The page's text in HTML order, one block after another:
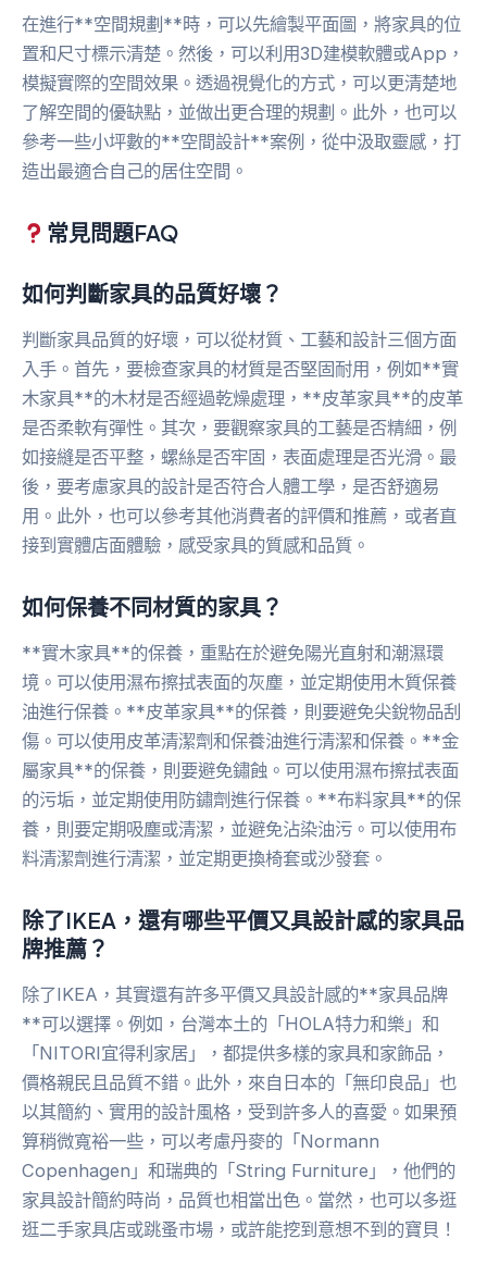
在進行**空間規劃**時，可以先繪製平面圖，將家具的位
置和尺寸標示清楚。然後，可以利用3D建模軟體或App，
模擬實際的空間效果。透過視覺化的方式，可以更清楚地
了解空間的優缺點，並做出更合理的規劃。此外，也可以
參考一些小坪數的**空間設計**案例，從中汲取靈感，打
造出最適合自己的居住空間。
常見問題FAQ
如何判斷家具的品質好壞？
判斷家具品質的好壞，可以從材質、工藝和設計三個方面
入手。首先，要檢查家具的材質是否堅固耐用，例如**實
木家具**的木材是否經過乾燥處理，**皮革家具**的皮革
是否柔軟有彈性。其次，要觀察家具的工藝是否精細，例
如接縫是否平整，螺絲是否牢固，表面處理是否光滑。最
後，要考慮家具的設計是否符合人體工學，是否舒適易
用。此外，也可以參考其他消費者的評價和推薦，或者直
接到實體店面體驗，感受家具的質感和品質。
如何保養不同材質的家具？
**實木家具**的保養，重點在於避免陽光直射和潮濕環
境。可以使用濕布擦拭表面的灰塵，並定期使用木質保養
油進行保養。**皮革家具**的保養，則要避免尖銳物品刮
傷。可以使用皮革清潔劑和保養油進行清潔和保養。**金
屬家具**的保養，則要避免鏽蝕。可以使用濕布擦拭表面
的污垢，並定期使用防鏽劑進行保養。**布料家具**的保
養，則要定期吸塵或清潔，並避免沾染油污。可以使用布
料清潔劑進行清潔，並定期更換椅套或沙發套。
除了IKEA，還有哪些平價又具設計感的家具品
牌推薦？
除了IKEA，其實還有許多平價又具設計感的**家具品牌
**可以選擇。例如，台灣本土的「HOLA特力和樂」和
「NITORI宜得利家居」，都提供多樣的家具和家飾品，
價格親民且品質不錯。此外，來自日本的「無印良品」也
以其簡約、實用的設計風格，受到許多人的喜愛。如果預
算稍微寬裕一些，可以考慮丹麥的「Normann
Copenhagen」和瑞典的「String Furniture」，他們的
家具設計簡約時尚，品質也相當出色。當然，也可以多逛
逛二手家具店或跳蚤市場，或許能挖到意想不到的寶貝！